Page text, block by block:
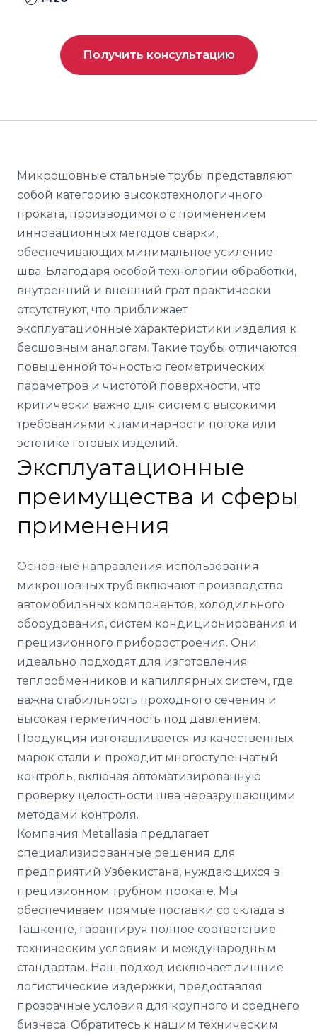
Получить консультацию
Микрошовные стальные трубы представляют
собой категорию высокотехнологичного
проката, производимого с применением
инновационных методов сварки,
обеспечивающих минимальное усиление
шва. Благодаря особой технологии обработки,
внутренний и внешний грат практически
отсутствуют, что приближает
эксплуатационные характеристики изделия к
бесшовным аналогам. Такие трубы отличаются
повышенной точностью геометрических
параметров и чистотой поверхности, что
критически важно для систем с высокими
требованиями к ламинарности потока или
эстетике готовых изделий.
Эксплуатационные
преимущества и сферы
применения
Основные направления использования
микрошовных труб включают производство
автомобильных компонентов, холодильного
оборудования, систем кондиционирования и
прецизионного приборостроения. Они
идеально подходят для изготовления
теплообменников и капиллярных систем, где
важна стабильность проходного сечения и
высокая герметичность под давлением.
Продукция изготавливается из качественных
марок стали и проходит многоступенчатый
контроль, включая автоматизированную
проверку целостности шва неразрушающими
методами контроля.
Компания Metallasia предлагает
специализированные решения для
предприятий Узбекистана, нуждающихся в
прецизионном трубном прокате. Мы
обеспечиваем прямые поставки со склада в
Ташкенте, гарантируя полное соответствие
техническим условиям и международным
стандартам. Наш подход исключает лишние
логистические издержки, предоставляя
прозрачные условия для крупного и среднего
бизнеса. Обратитесь к нашим техническим